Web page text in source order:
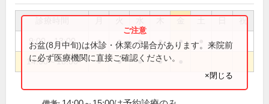
祝
9:00～13:00 ● ● ● ● ●
14:00～18:00 ● ● ● ●
お盆(8月中旬)は休診・休業の場合があります。来院前
に必ず医療機関に直接ご確認ください。
×閉じる